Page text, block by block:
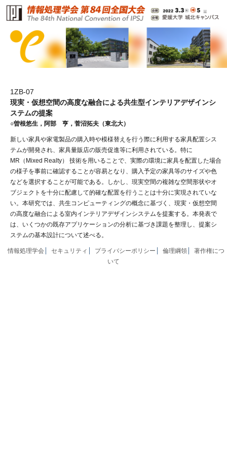
1ZB-07
現実・仮想空間の高度な融合による共生型インテリアデザインシ
ステムの提案
○曽根悠生，阿部 亨，菅沼拓夫（東北大）
新しい家具や家電製品の購入時や模様替えを行う際に利用する家具配置シス
テムが開発され、家具量販店の販売促進等に利用されている。特に
MR（Mixed Realty） 技術を用いることで、実際の環境に家具を配置した場合
の様子を事前に確認することが容易となり、購入予定の家具等のサイズや色
などを選択することが可能である。しかし、現実空間の複雑な空間形状やオ
ブジェクトを十分に配慮して的確な配置を行うことは十分に実現されていな
い。本研究では、共生コンピューティングの概念に基づく、現実・仮想空間
の高度な融合による室内インテリアデザインシステムを提案する。本発表で
は、いくつかの既存アプリケーションの分析に基づき課題を整理し、提案シ
ステムの基本設計について述べる。
情報処理学会 セキュリティ プライバシーポリシー 倫理綱領
著作権につ
いて